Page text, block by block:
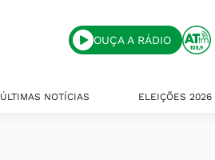
OUÇA A RÁDIO
ÚLTIMAS NOTÍCIAS ELEIÇÕES 2026